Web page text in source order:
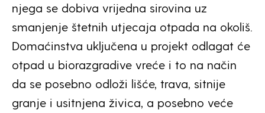
njega se dobiva vrijedna sirovina uz
smanjenje štetnih utjecaja otpada na okoliš.
Domaćinstva uključena u projekt odlagat će
otpad u biorazgradive vreće i to na način
da se posebno odloži lišće, trava, sitnije
granje i usitnjena živica, a posebno veće